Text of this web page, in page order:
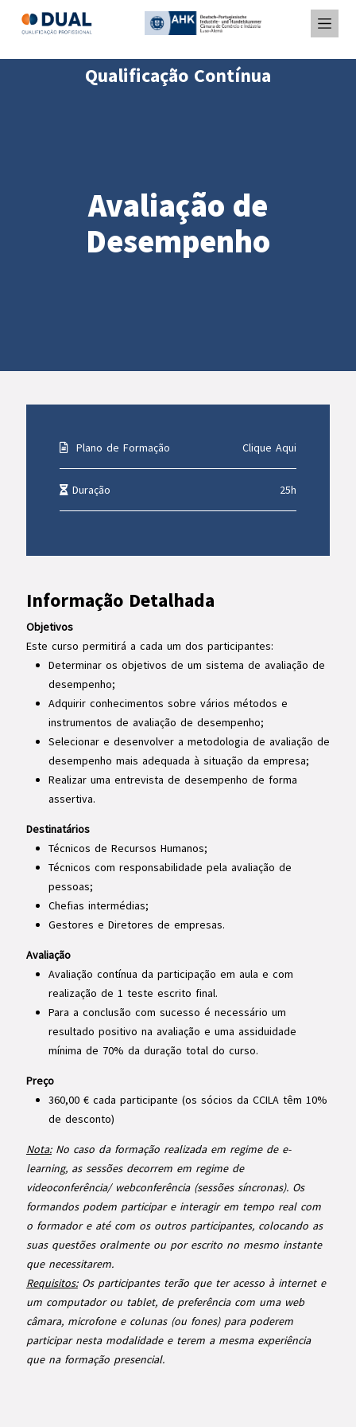
Qualificação Contínua
Avaliação de
Desempenho
Informação Detalhada
Objetivos
Este curso permitirá a cada um dos participantes:
Determinar os objetivos de um sistema de avaliação de
desempenho;
Adquirir conhecimentos sobre vários métodos e
instrumentos de avaliação de desempenho;
Selecionar e desenvolver a metodologia de avaliação de
desempenho mais adequada à situação da empresa;
Realizar uma entrevista de desempenho de forma
assertiva.
Destinatários
Técnicos de Recursos Humanos;
Técnicos com responsabilidade pela avaliação de
pessoas;
Chefias intermédias;
Gestores e Diretores de empresas.
Avaliação
Avaliação contínua da participação em aula e com
realização de 1 teste escrito final.
Para a conclusão com sucesso é necessário um
resultado positivo na avaliação e uma assiduidade
mínima de 70% da duração total do curso.
Preço
360,00 € cada participante (os sócios da CCILA têm 10%
de desconto)
Nota:No caso da formação realizada em regime de e-
learning, as sessões decorrem em regime de
videoconferência/ webconferência (sessões síncronas). Os
formandos podem participar e interagir em tempo real com
o formador e até com os outros participantes, colocando as
suas questões oralmente ou por escrito no mesmo instante
que necessitarem.
Requisitos:Os participantes terão que ter acesso à internet e
um computador ou tablet, de preferência com uma web
câmara, microfone e colunas (ou fones) para poderem
participar nesta modalidade e terem a mesma experiência
que na formação presencial.
Plano de Formação Clique Aqui
Duração 25h